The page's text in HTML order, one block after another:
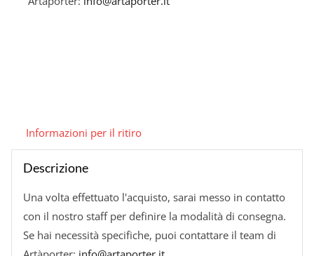
Informazioni per il ritiro
Descrizione
Una volta effettuato l'acquisto, sarai messo in contatto
con il nostro staff per definire la modalità di consegna.
Se hai necessità specifiche, puoi contattare il team di